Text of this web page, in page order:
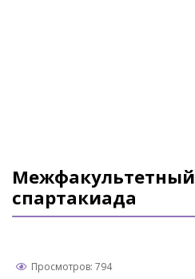
Межфакультетный
спартакиада
Просмотров: 794